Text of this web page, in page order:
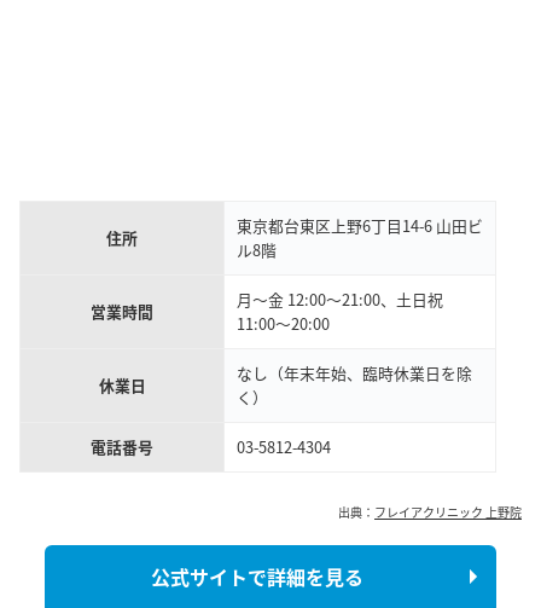
住所
東京都台東区上野6丁目14-6 山田ビ
ル8階
営業時間
月～金 12:00～21:00、土日祝
11:00～20:00
休業日
なし（年末年始、臨時休業日を除
く）
電話番号 03-5812-4304
出典： フレイアクリニック 上野院
公式サイトで詳細を見る